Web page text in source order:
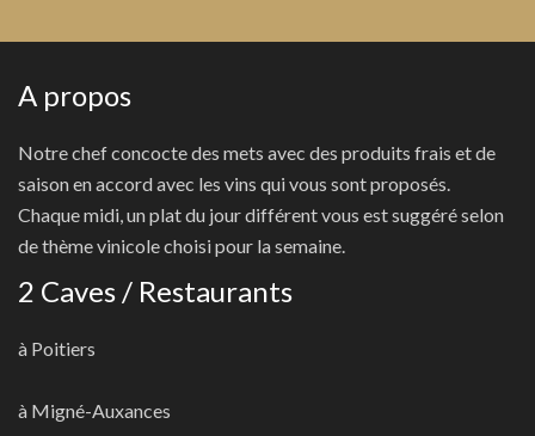
A propos
Notre chef concocte des mets avec des produits frais et de
saison en accord avec les vins qui vous sont proposés.
Chaque midi, un plat du jour différent vous est suggéré selon
de thème vinicole choisi pour la semaine.
2 Caves / Restaurants
à Poitiers
à Migné-Auxances